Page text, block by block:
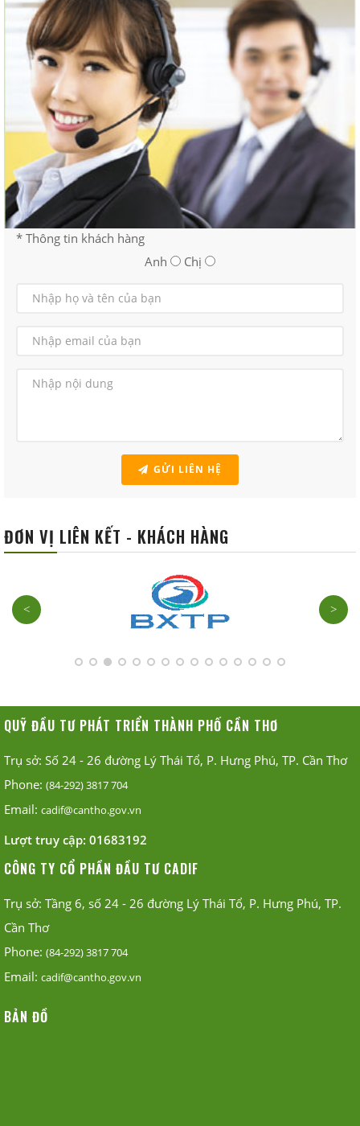
* Thông tin khách hàng
Anh
Chị
GỬI LIÊN HỆ
ĐƠN VỊ LIÊN KẾT - KHÁCH HÀNG
< >
QUỸ ĐẦU TƯ PHÁT TRIỂN THÀNH PHỐ CẦN THƠ
Trụ sở: Số 24 - 26 đường Lý Thái Tổ, P. Hưng Phú, TP. Cần Thơ
Phone: (84-292) 3817 704
Email: cadif@cantho.gov.vn
Lượt truy cập: 01683192
CÔNG TY CỔ PHẦN ĐẦU TƯ CADIF
Trụ sở: Tầng 6, số 24 - 26 đường Lý Thái Tổ, P. Hưng Phú, TP.
Cần Thơ
Phone: (84-292) 3817 704
Email: cadif@cantho.gov.vn
BẢN ĐỒ